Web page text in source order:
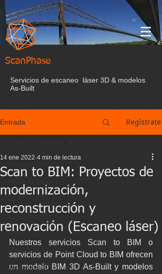
ScanPhase
Servicios de escaneo láser 3D & modelos
As-Built
Entrada Regístrate
Arquitectura
Digitalización
Impresión 3D
Scan to BIM: Proyectos de
modernización,
reconstrucción y
renovación (Escaneo láser)
14 ene 2022 4 min de lectura
Nuestros servicios Scan to BIM o
servicios de Point Cloud to BIM ofrecen
un modelo BIM 3D As-Built y modelos